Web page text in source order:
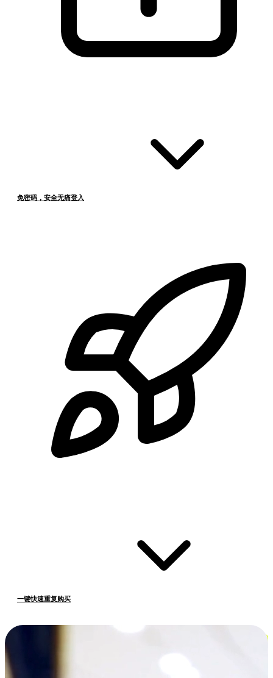
免密码，安全无痛登入
一键快速重复购买